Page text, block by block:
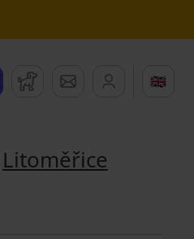
WatchdogMessages 🇬🇧
Litoměřice